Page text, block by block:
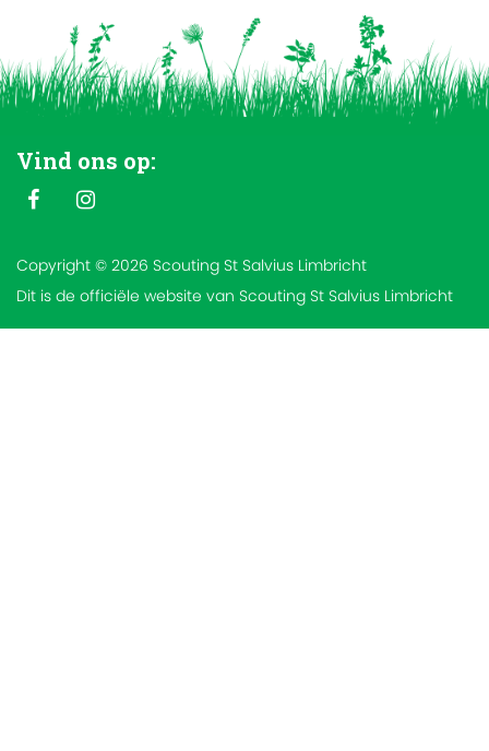
Vind ons op:
Copyright © 2026 Scouting St Salvius Limbricht
Dit is de officiële website van Scouting St Salvius Limbricht